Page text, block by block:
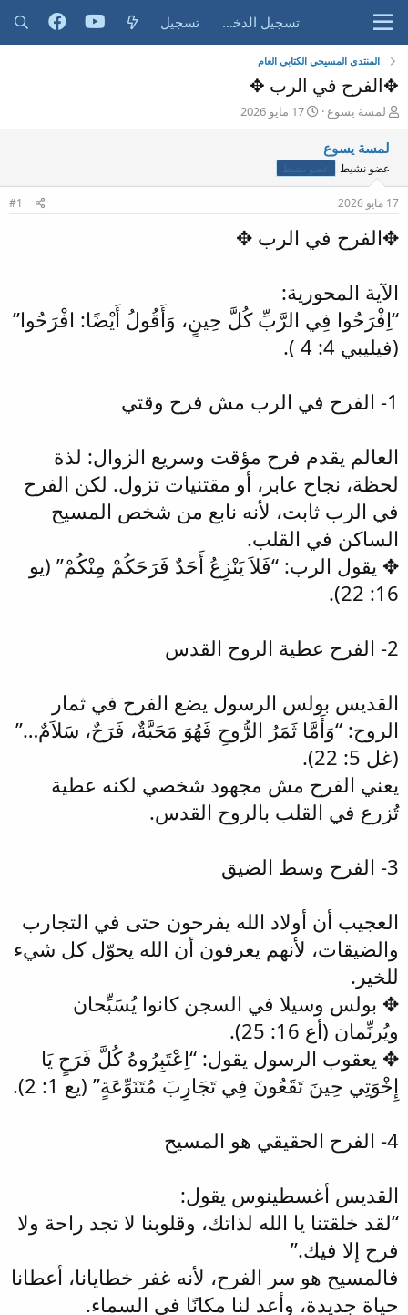
تسجيل الدخول تسجيل
المنتدى المسيحي الكتابي العام
✥الفرح في الرب ✥
ب
ا
د
ئ
ا
ل
م
ض
لمسة يسوع
ت
ا
ي
خ
ا
17 مايو 2026
لمسة يسوع
عضو نشيط عضو نشيط
17 مايو 2026 #1
✥الفرح في الرب ✥
الآية المحورية:
“اِفْرَحُوا فِي الرَّبِّ كُلَّ حِينٍ، وَأَقُولُ أَيْضًا: افْرَحُوا”
(فيليبي 4: 4 ).
1- الفرح في الرب مش فرح وقتي
العالم يقدم فرح مؤقت وسريع الزوال: لذة
لحظة، نجاح عابر، أو مقتنيات تزول. لكن الفرح
في الرب ثابت، لأنه نابع من شخص المسيح
الساكن في القلب.
✥ يقول الرب: “فَلاَ يَنْزِعُ أَحَدٌ فَرَحَكُمْ مِنْكُمْ” (يو
16: 22).
2- الفرح عطية الروح القدس
القديس بولس الرسول يضع الفرح في ثمار
الروح: “وَأَمَّا ثَمَرُ الرُّوحِ فَهُوَ مَحَبَّةٌ، فَرَحٌ، سَلاَمٌ…”
(غل 5: 22).
يعني الفرح مش مجهود شخصي لكنه عطية
تُزرع في القلب بالروح القدس.
3- الفرح وسط الضيق
العجيب أن أولاد الله يفرحون حتى في التجارب
والضيقات، لأنهم يعرفون أن الله يحوّل كل شيء
للخير.
✥ بولس وسيلا في السجن كانوا يُسَبِّحان
ويُرنِّمان (أع 16: 25).
✥ يعقوب الرسول يقول: “اِعْتَبِرُوهُ كُلَّ فَرَحٍ يَا
إِخْوَتِي حِينَ تَقَعُونَ فِي تَجَارِبَ مُتَنَوِّعَةٍ” (يع 1: 2).
4- الفرح الحقيقي هو المسيح
القديس أغسطينوس يقول:
“لقد خلقتنا يا الله لذاتك، وقلوبنا لا تجد راحة ولا
فرح إلا فيك.”
فالمسيح هو سر الفرح، لأنه غفر خطايانا، أعطانا
حياة جديدة، وأعد لنا مكانًا في السماء.